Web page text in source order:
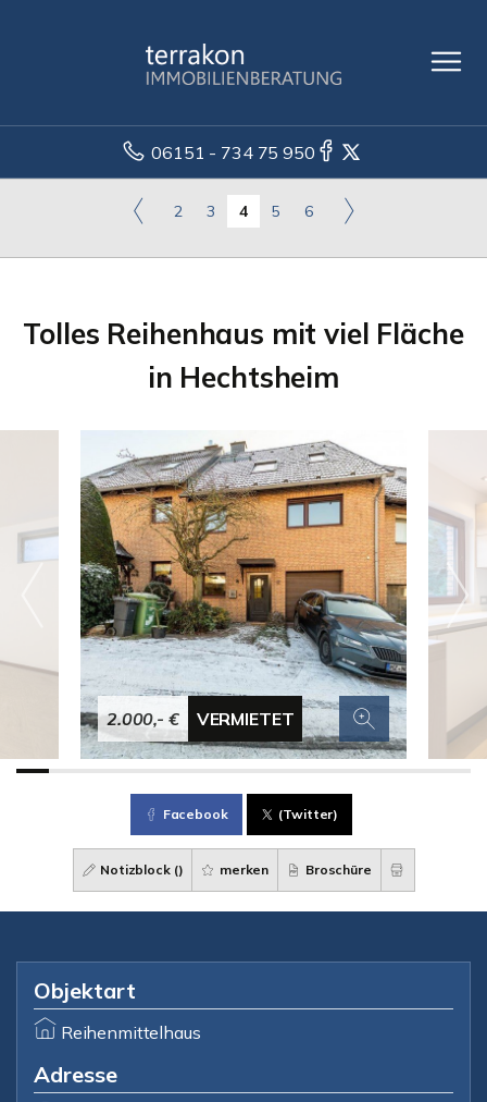
06151 - 734 75 950
2 3 4 5 6
Tolles Reihenhaus mit viel Fläche
in Hechtsheim
2.000,- € VERMIETET
Facebook (Twitter)
Notizblock () merken Broschüre
Objektart
Reihenmittelhaus
Adresse